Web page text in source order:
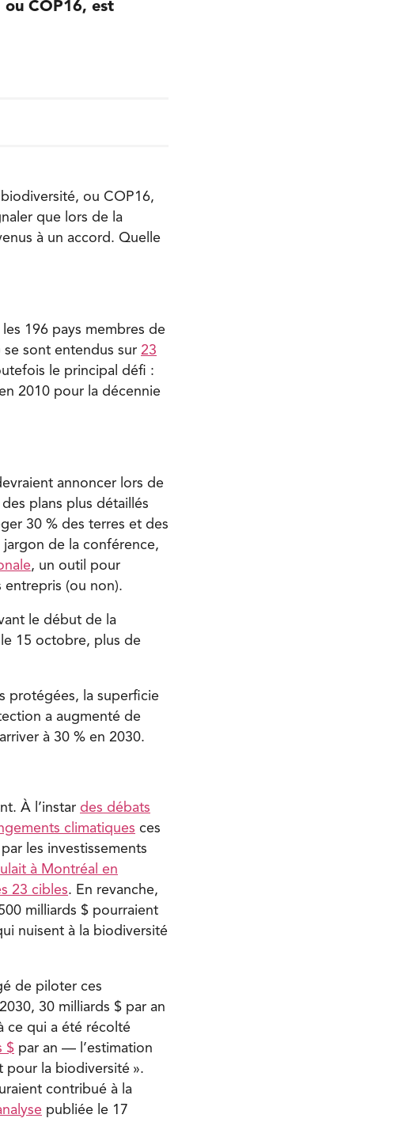
ou COP16, est
ou COP16,
que lors de la
à un accord. Quelle
196 pays membres de
se sont entendus sur 23
le principal défi :
2010 pour la décennie
annoncer lors de
plans plus détaillés
30 % des terres et des
jargon de la conférence,
, un outil pour
entrepris (ou non).
le début de la
15 octobre, plus de
protégées, la superficie
a augmenté de
à 30 % en 2030.
À l’instar des débats
climatiques ces
les investissements
à Montréal en
23 cibles. En revanche,
milliards $ pourraient
nuisent à la biodiversité
de piloter ces
30 milliards $ par an
ce qui a été récolté
$ par an — l’estimation
pour la biodiversité ».
contribué à la
publiée le 17